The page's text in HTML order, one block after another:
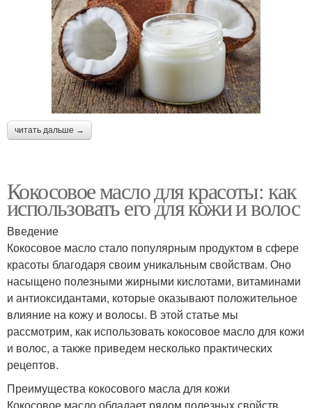
читать дальше →
Кокосовое масло для красоты: как
использовать его для кожи и волос
Введение
Кокосовое масло стало популярным продуктом в сфере
красоты благодаря своим уникальным свойствам. Оно
насыщено полезными жирными кислотами, витаминами
и антиоксидантами, которые оказывают положительное
влияние на кожу и волосы. В этой статье мы
рассмотрим, как использовать кокосовое масло для кожи
и волос, а также приведем несколько практических
рецептов.
Преимущества кокосового масла для кожи